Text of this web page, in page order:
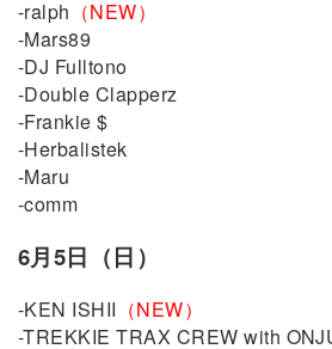
-ralph （NEW）
-Mars89
-DJ Fulltono
-Double Clapperz
-Frankie $
-Herbalistek
-Maru
-comm
6月5日（日）
-KEN ISHII （NEW）
-TREKKIE TRAX CREW with